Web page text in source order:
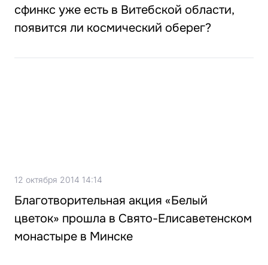
сфинкс уже есть в Витебской области,
появится ли космический оберег?
12 октября 2014 14:14
Благотворительная акция «Белый
цветок» прошла в Свято-Елисаветенском
монастыре в Минске